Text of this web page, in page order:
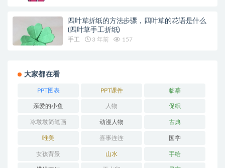
四叶草折纸的方法步骤，四叶草的花语是什么
(四叶草手工折纸)
手工 3 年前 157
大家都在看
PPT图表 PPT课件 临摹
亲爱的小鱼 人物 促织
冰墩墩简笔画 动漫人物 古典
唯美 喜事连连 国学
女孩背景 山水 手绘